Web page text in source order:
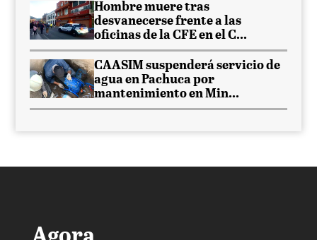
Hombre muere tras
desvanecerse frente a las
oficinas de la CFE en el C...
CAASIM suspenderá servicio de
agua en Pachuca por
mantenimiento en Min...